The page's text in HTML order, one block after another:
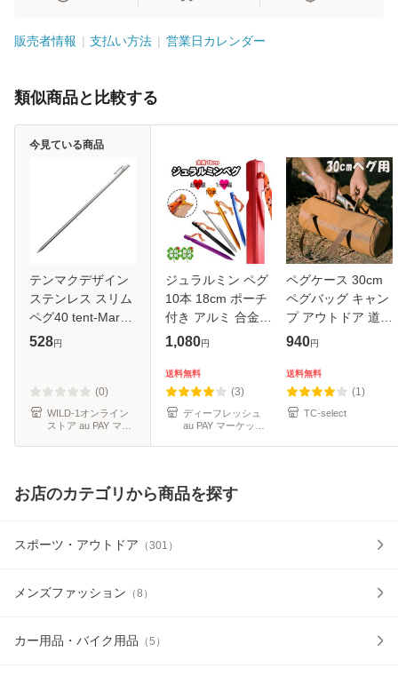
販売者情報 支払い方法 営業日カレンダー
類似商品と比較する
テンマクデザイン
ステンレス スリム
ペグ40 tent-Mark
DESIGNS
528円
(0)
WILD-1オンライン
ストア au PAY マー
今見ている商品
ジュラルミン ペグ
10本 18cm ポーチ
付き アルミ 合金製
Y字 ワイペグ アウ
ント 軽量 キャンプ
用品 登山 イベント
1,080円
送料無料
(3)
ディーフレッシュ
au PAY マーケット
ペグケース 30cm
ペグバッグ キャン
プ アウトドア 道具
入れ 小物 収納 ツ
940円
送料無料
(1)
TC-select
お店のカテゴリから商品を探す
スポーツ・アウトドア （301 ）
メンズファッション （8 ）
カー用品・バイク用品 （5 ）